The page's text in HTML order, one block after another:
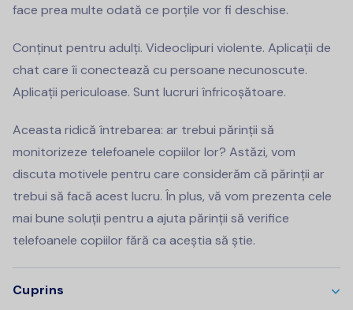
face prea multe odată ce porțile vor fi deschise.
Conținut pentru adulți. Videoclipuri violente. Aplicații de
chat care îi conectează cu persoane necunoscute.
Aplicații periculoase. Sunt lucruri înfricoșătoare.
Aceasta ridică întrebarea: ar trebui părinții să
monitorizeze telefoanele copiilor lor? Astăzi, vom
discuta motivele pentru care considerăm că părinții ar
trebui să facă acest lucru. În plus, vă vom prezenta cele
mai bune soluții pentru a ajuta părinții să verifice
telefoanele copiilor fără ca aceștia să știe.
Cuprins